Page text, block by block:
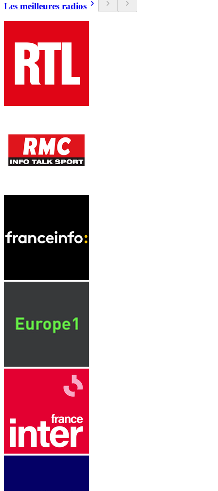
Les meilleures radios